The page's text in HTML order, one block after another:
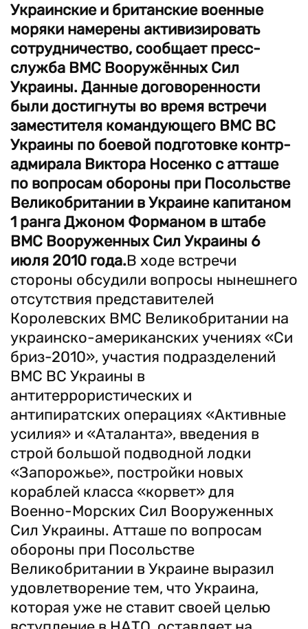
Украинские и британские военные
моряки намерены активизировать
сотрудничество, сообщает пресс-
служба ВМС Вооружённых Сил
Украины. Данные договоренности
были достигнуты во время встречи
заместителя командующего ВМС ВС
Украины по боевой подготовке контр-
адмирала Виктора Носенко с атташе
по вопросам обороны при Посольстве
Великобритании в Украине капитаном
1 ранга Джоном Форманом в штабе
ВМС Вооруженных Сил Украины 6
июля 2010 года.В ходе встречи
стороны обсудили вопросы нынешнего
отсутствия представителей
Королевских ВМС Великобритании на
украинско-американских учениях «Си
бриз-2010», участия подразделений
ВМС ВС Украины в
антитеррористических и
антипиратских операциях «Активные
усилия» и «Аталанта», введения в
строй большой подводной лодки
«Запорожье», постройки новых
кораблей класса «корвет» для
Военно-Морских Сил Вооруженных
Сил Украины. Атташе по вопросам
обороны при Посольстве
Великобритании в Украине выразил
удовлетворение тем, что Украина,
которая уже не ставит своей целью